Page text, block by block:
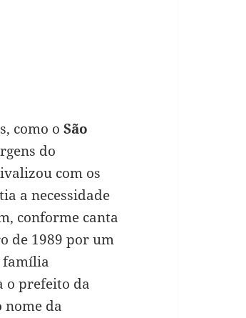
como o São
do
com os
a necessidade
conforme canta
de 1989 por um
família
o prefeito da
nome da